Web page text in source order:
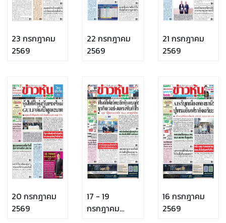
23 กรกฎาคม
2569
22 กรกฎาคม
2569
21 กรกฎาคม
2569
20 กรกฎาคม
2569
17 - 19
กรกฎาคม
16 กรกฎาคม
2569